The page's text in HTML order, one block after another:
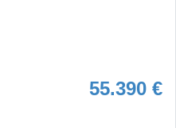
55.390 €